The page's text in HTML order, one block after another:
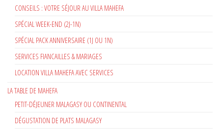
CONSEILS : VOTRE SÉJOUR AU VILLA MAHEFA
SPÉCIAL WEEK-END (2J-1N)
SPÉCIAL PACK ANNIVERSAIRE (1J OU 1N)
SERVICES FIANCAILLES & MARIAGES
LOCATION VILLA MAHEFA AVEC SERVICES
LA TABLE DE MAHEFA
PETIT-DÉJEUNER MALAGASY OU CONTINENTAL
DÉGUSTATION DE PLATS MALAGASY